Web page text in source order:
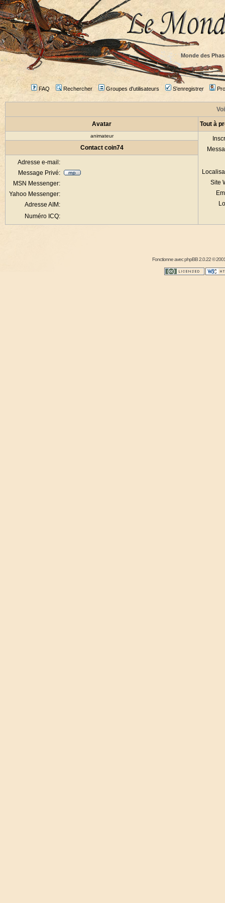
Monde des
FAQ Rechercher Groupes d'utilisateurs S'enregistrer
Avatar Tout à
animateur
Site
Contact coin74
Adresse e-mail:
Message Privé:
MSN Messenger:
Yahoo Messenger:
Adresse AIM:
Numéro ICQ:
Fonctionne avecphpBB2.0.22 ©